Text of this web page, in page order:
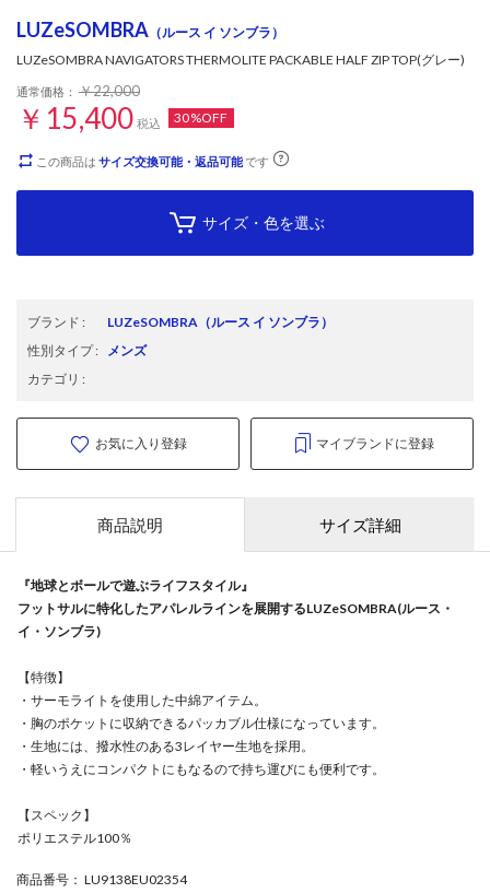
LUZeSOMBRA （ルース イ ソンブラ）
LUZeSOMBRA NAVIGATORS THERMOLITE PACKABLE HALF ZIP TOP(グレー)
通常価格： ￥22,000
￥15,400 税込 30%OFF
この商品は サイズ交換可能・返品可能です
サイズ・色を選ぶ
ブランド : LUZeSOMBRA （ルース イ ソンブラ）
性別タイプ: メンズ
カテゴリ :
お気に入り登録 マイブランドに登録
商品説明 サイズ詳細
『地球とボールで遊ぶライフスタイル』
フットサルに特化したアパレルラインを展開するLUZeSOMBRA(ルース・
イ・ソンブラ)
【特徴】
・サーモライトを使用した中綿アイテム。
・胸のポケットに収納できるパッカブル仕様になっています。
・生地には、撥水性のある3レイヤー生地を採用。
・軽いうえにコンパクトにもなるので持ち運びにも便利です。
【スペック】
ポリエステル100％
商品番号 ： LU9138EU02354